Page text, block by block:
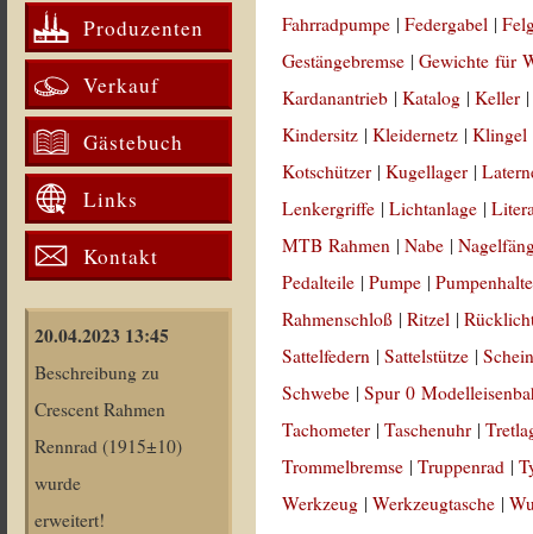
Produzenten
Verkauf
Gästebuch
Links
Kontakt
20.04.2023 13:45
Beschreibung zu
Crescent Rahmen
Rennrad (1915±10)
wurde
erweitert!
Fahrradpumpe |Federgabel |
Gestängebremse |Gewichte für
Kardanantrieb |Katalog |Keller
Kindersitz |Kleidernetz |Klingel
Kotschützer |Kugellager |
Lenkergriffe |Lichtanlage |
MTB Rahmen |Nabe |
Pedalteile |Pumpe |
Rahmenschloß |Ritzel |
Sattelfedern |Sattelstütze |
Schwebe |Spur 0
Tachometer |Taschenuhr |
Trommelbremse |Truppenrad |
Werkzeug |Werkzeugtasche |